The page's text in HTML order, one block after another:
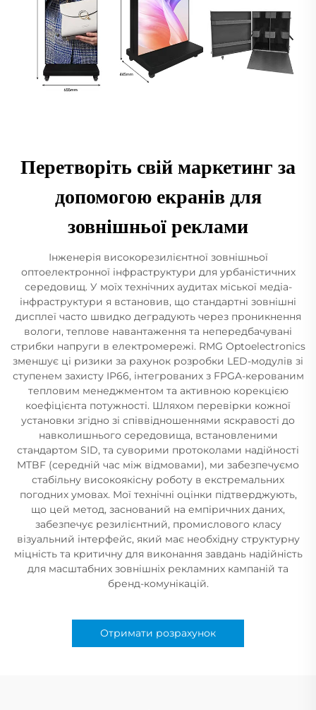
Перетворіть свій маркетинг за
допомогою екранів для
зовнішньої реклами
Інженерія високорезилієнтної зовнішньої
оптоелектронної інфраструктури для урбаністичних
середовищ. У моїх технічних аудитах міської медіа-
інфраструктури я встановив, що стандартні зовнішні
дисплеї часто швидко деградують через проникнення
вологи, теплове навантаження та непередбачувані
стрибки напруги в електромережі. RMG Optoelectronics
зменшує ці ризики за рахунок розробки LED-модулів зі
ступенем захисту IP66, інтегрованих з FPGA-керованим
тепловим менеджментом та активною корекцією
коефіцієнта потужності. Шляхом перевірки кожної
установки згідно зі співвідношеннями яскравості до
навколишнього середовища, встановленими
стандартом SID, та суворими протоколами надійності
MTBF (середній час між відмовами), ми забезпечуємо
стабільну високоякісну роботу в екстремальних
погодних умовах. Мої технічні оцінки підтверджують,
що цей метод, заснований на емпіричних даних,
забезпечує резилієнтний, промислового класу
візуальний інтерфейс, який має необхідну структурну
міцність та критичну для виконання завдань надійність
для масштабних зовнішніх рекламних кампаній та
бренд-комунікацій.
Отримати розрахунок